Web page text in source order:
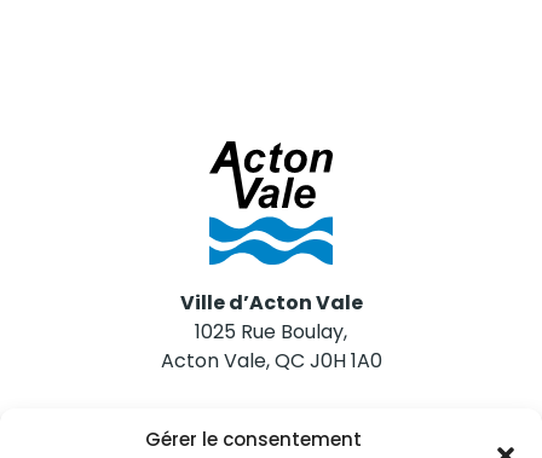
Gérer le consentement
Ville d’Acton Vale
1025 Rue Boulay,
Acton Vale, QC J0H 1A0
Nous joindre